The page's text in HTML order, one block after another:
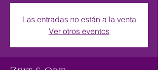
Las entradas no están a la venta
Ver otros eventos